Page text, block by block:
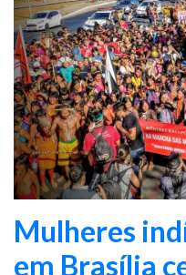
Mulheres
em Brasília